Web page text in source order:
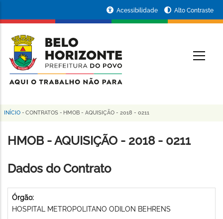
conteúdo
principal
da
Prefeitura
de
Horizonte
Acessibilidade Alto Contraste
Trilha
de
INÍCIO - CONTRATOS - HMOB - AQUISIÇÃO - 2018 - 0211
HMOB - AQUISIÇÃO - 2018 - 0211
Dados do Contrato
Órgão:
HOSPITAL METROPOLITANO ODILON BEHRENS